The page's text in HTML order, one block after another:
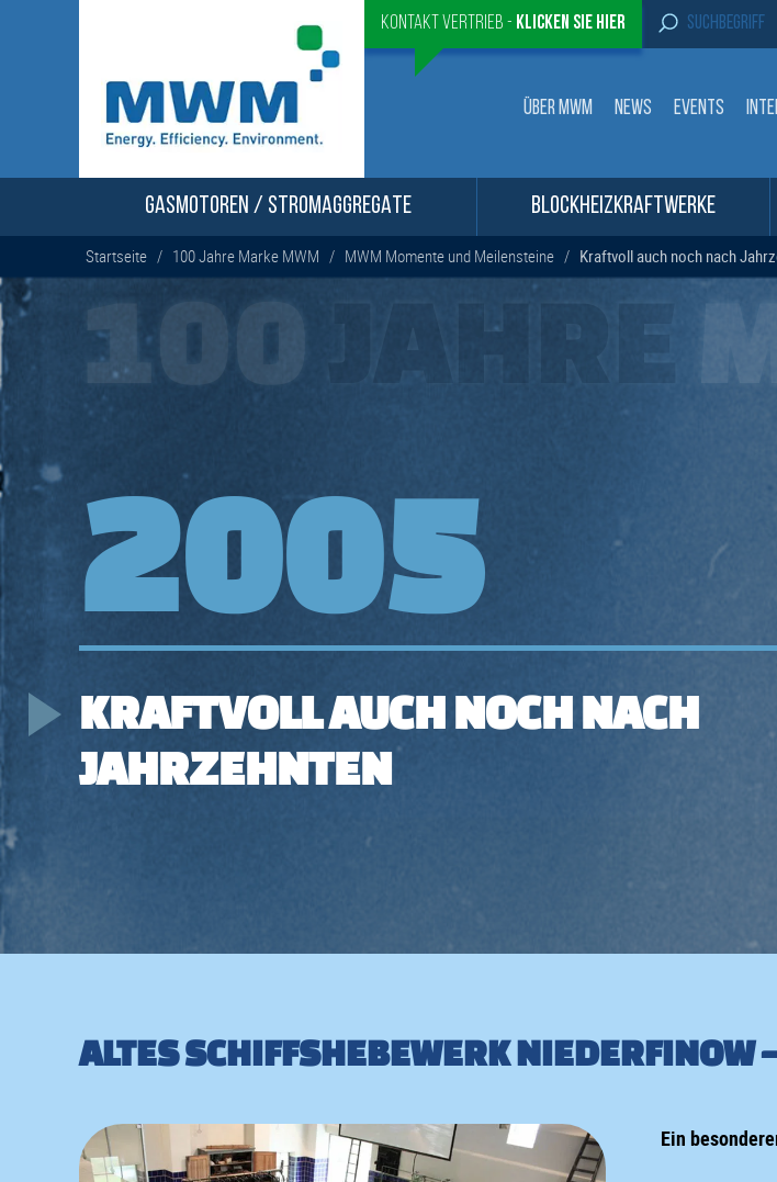
Kontakt Vertrieb - Klicken sie Hier
S
e
r
:
ÜBER MWM NEWS EVENTS
GASMOTOREN / STROMAGGREGATE BLOCKHEIZKRAFTWERKE
Startseite / 100 Jahre Marke MWM / MWM Momente und Meilensteine / Kraftvoll auch noch nach
100JAHRE
2005
KRAFTVOLL AUCH NOCH NACH
JAHRZEHNTEN
ALTES SCHIFFSHEBEWERK NIEDERFINOW
Ein